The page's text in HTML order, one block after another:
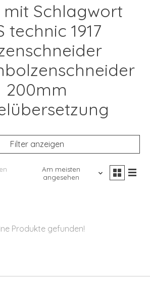
mit Schlagwort
technic 1917
200mm
Filter anzeigen
Am meisten
angesehen
Produkte gefunden!